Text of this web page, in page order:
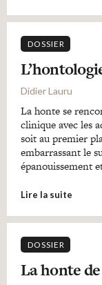
DOSSIER
Didier Lauru
La honte se
clinique avec les
soit au premier
embarrassant le
épanouissement
Lire la suite
DOSSIER
La honte